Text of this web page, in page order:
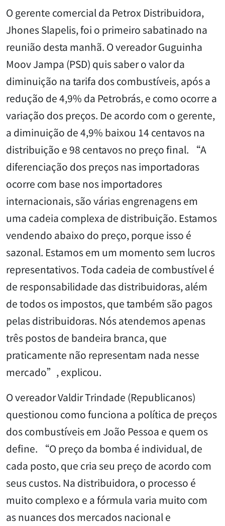
O gerente comercial da Petrox Distribuidora,
Jhones Slapelis, foi o primeiro sabatinado na
reunião desta manhã. O vereador Guguinha
Moov Jampa (PSD) quis saber o valor da
diminuição na tarifa dos combustíveis, após a
redução de 4,9% da Petrobrás, e como ocorre a
variação dos preços. De acordo com o gerente,
a diminuição de 4,9% baixou 14 centavos na
distribuição e 98 centavos no preço final. “A
diferenciação dos preços nas importadoras
ocorre com base nos importadores
internacionais, são várias engrenagens em
uma cadeia complexa de distribuição. Estamos
vendendo abaixo do preço, porque isso é
sazonal. Estamos em um momento sem lucros
representativos. Toda cadeia de combustível é
de responsabilidade das distribuidoras, além
de todos os impostos, que também são pagos
pelas distribuidoras. Nós atendemos apenas
três postos de bandeira branca, que
praticamente não representam nada nesse
mercado”, explicou.
O vereador Valdir Trindade (Republicanos)
questionou como funciona a política de preços
dos combustíveis em João Pessoa e quem os
define. “O preço da bomba é individual, de
cada posto, que cria seu preço de acordo com
seus custos. Na distribuidora, o processo é
muito complexo e a fórmula varia muito com
as nuances dos mercados nacional e